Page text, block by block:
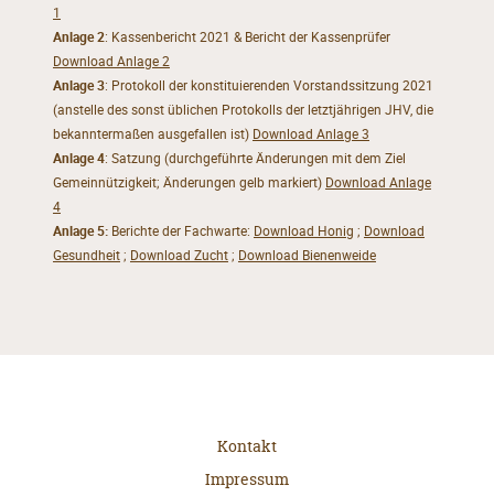
1
Anlage 2: Kassenbericht2021 & Bericht der Kassenprüfer
Download Anlage 2
Anlage 3: Protokoll derkonstituierenden Vorstandssitzung 2021
(anstelle des sonst üblichen Protokollsder letztjährigen JHV, die
bekanntermaßen ausgefallen ist) Download Anlage 3
Anlage 4: Satzung (durchgeführte Änderungen mitdem Ziel
Gemeinnützigkeit; Änderungen gelb markiert) Download Anlage
4
Anlage 5:Berichte der Fachwarte: Download Honig ; Download
Gesundheit; Download Zucht; Download Bienenweide
Kontakt
Impressum